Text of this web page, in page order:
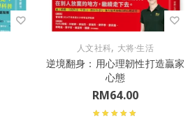
人文社科, 大将·生活
逆境翻身：用心理韌性打造贏家
心態
RM64.00